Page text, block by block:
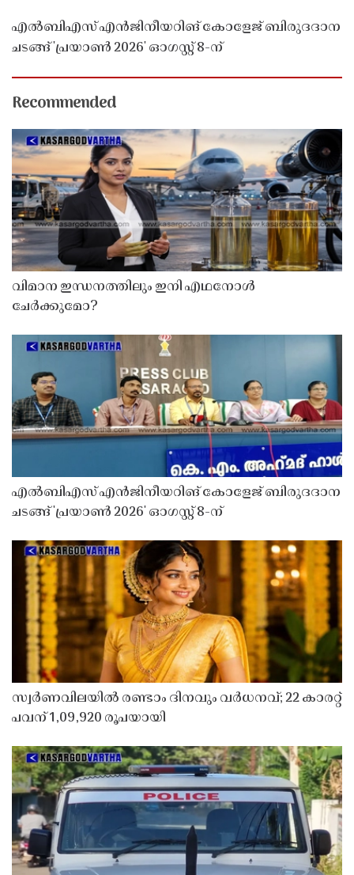
എൽബിഎസ് എൻജിനീയറിങ് കോളേജ് ബിരുദദാന
ചടങ്ങ് 'പ്രയാൺ 2026' ഓഗസ്റ്റ് 8-ന്
Recommended
വിമാന ഇന്ധനത്തിലും ഇനി എഥനോൾ
ചേർക്കുമോ?
എൽബിഎസ് എൻജിനീയറിങ് കോളേജ് ബിരുദദാന
ചടങ്ങ് 'പ്രയാൺ 2026' ഓഗസ്റ്റ് 8-ന്
സ്വർണവിലയിൽ രണ്ടാം ദിനവും വർധനവ്; 22 കാരറ്റ്
പവന് 1,09,920 രൂപയായി